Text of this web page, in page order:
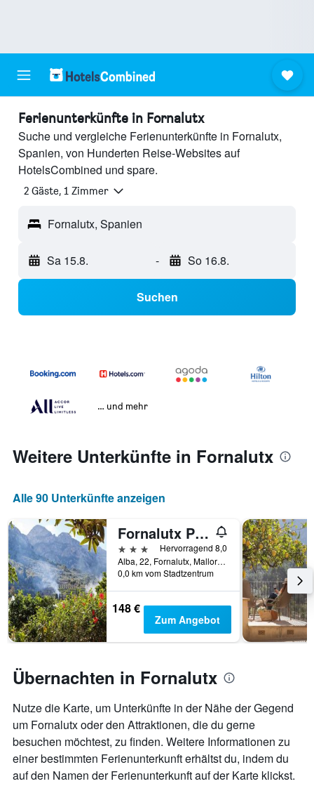
Ferienunterkünfte in Fornalutx
Suche und vergleiche Ferienunterkünfte in Fornalutx,
Spanien, von Hunderten Reise-Websites auf
HotelsCombined und spare.
2 Gäste, 1 Zimmer
Fornalutx, Spanien
Sa 15.8. - So 16.8.
Suchen
… und mehr
Weitere Unterkünfte in Fornalutx
Alle 90 Unterkünfte anzeigen
Fornalutx Petit Hotel
3 Sterne
Hervorragend 8,0
Alba, 22, Fornalutx, Mallorca, Spanien
0,0 km vom Stadtzentrum
148 €
Zum Angebot
Übernachten in Fornalutx
Nutze die Karte, um Unterkünfte in der Nähe der Gegend
um Fornalutx oder den Attraktionen, die du gerne
besuchen möchtest, zu finden. Weitere Informationen zu
einer bestimmten Ferienunterkunft erhältst du, indem du
auf den Namen der Ferienunterkunft auf der Karte klickst.